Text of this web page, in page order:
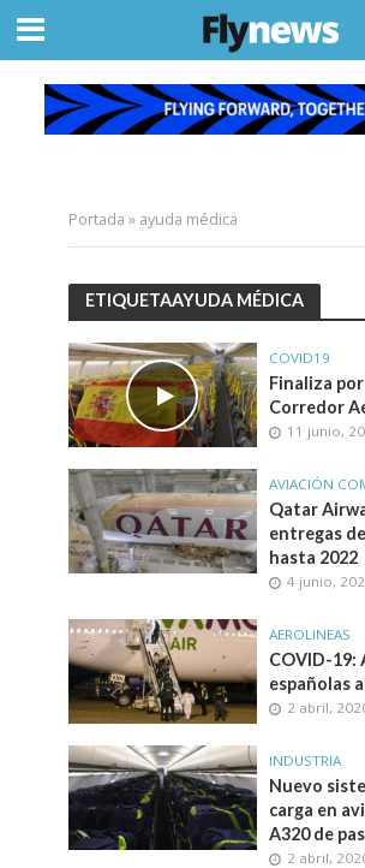
Portada » ayuda médica
ETIQUETAAYUDA MÉDICA
COVID19
Finaliza
Corredor
11 junio,
AVIACIÓN
Qatar
entregas
hasta 2022
4 junio,
AEROLINEAS
COVID-19:
españolas
2 abril,
INDUSTRIA
Nuevo
carga en
A320 de
2 abril,